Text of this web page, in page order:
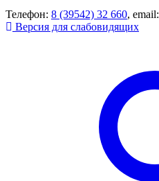
Телефон: 8 (39542) 32 660, email:
Версия для слабовидящих